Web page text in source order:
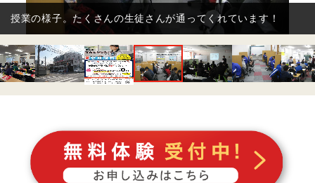
講師も定期的に研修を行い日々スキルアップしています！